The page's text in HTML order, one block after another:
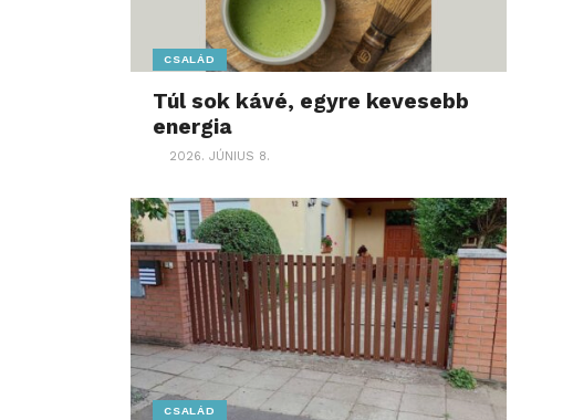
CSALÁD
Túl sok kávé, egyre kevesebb
energia
2026. JÚNIUS 8.
CSALÁD